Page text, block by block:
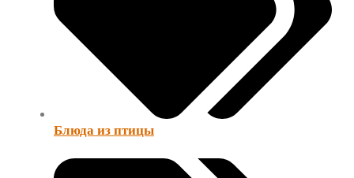
Блюда из птицы